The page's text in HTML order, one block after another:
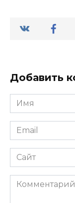
Добавить
Имя
*
Email
*
Сайт
Комментарий